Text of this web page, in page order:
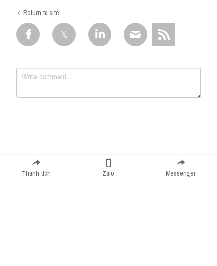
Return to site
Submit
Thành tích Zalo Messenger